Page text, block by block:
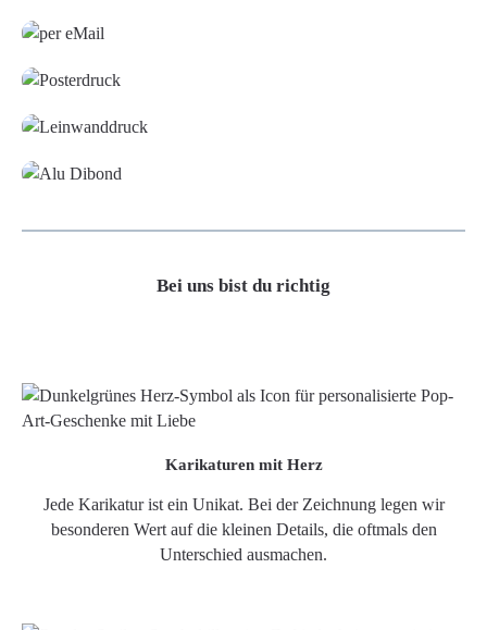
Bei uns bist du richtig
Karikaturen mit Herz
Jede Karikatur ist ein Unikat. Bei der Zeichnung legen wir
besonderen Wert auf die kleinen Details, die oftmals den
Unterschied ausmachen.